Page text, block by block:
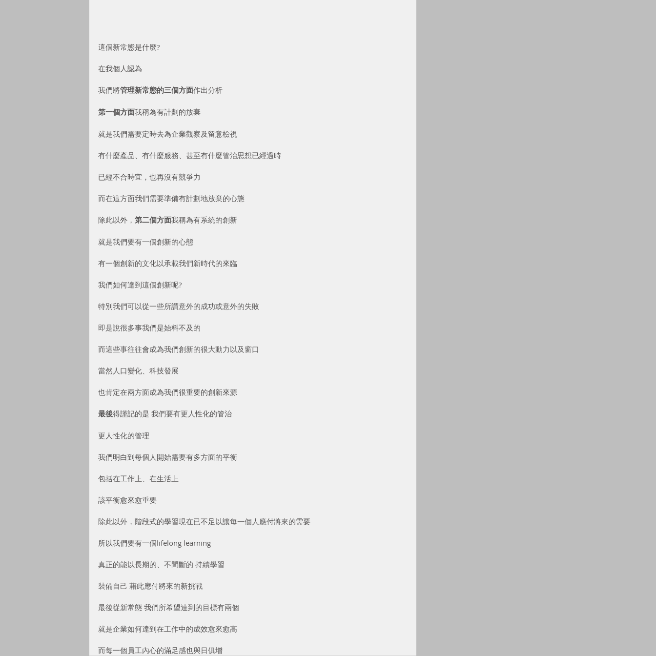
這個新常態是什麼?
在我個人認為
我們將管理新常態的三個方面作出分析
第一個方面我稱為有計劃的放棄
就是我們需要定時去為企業觀察及留意檢視
有什麼產品、有什麼服務、甚至有什麼管治思想已經過時
已經不合時宜，也再沒有競爭力
而在這方面我們需要準備有計劃地放棄的心態
除此以外， 第二個方面我稱為有系統的創新
就是我們要有一個創新的心態
有一個創新的文化以承載我們新時代的來臨
我們如何達到這個創新呢?
特別我們可以從一些所謂意外的成功或意外的失敗
即是說很多事我們是始料不及的
而這些事往往會成為我們創新的很大動力以及窗口
當然人口變化、科技發展
也肯定在兩方面成為我們很重要的創新來源
最後得謹記的是 我們要有更人性化的管治
更人性化的管理
我們明白到每個人開始需要有多方面的平衡
包括在工作上、在生活上
該平衡愈來愈重要
除此以外，階段式的學習現在已不足以讓每一個人應付將來的需要
所以我們要有一個lifelong learning
真正的能以長期的、不間斷的 持續學習
裝備自己 藉此應付將來的新挑戰
最後從新常態 我們所希望達到的目標有兩個
就是企業如何達到在工作中的成效愈來愈高
而每一個員工內心的滿足感也與日俱增